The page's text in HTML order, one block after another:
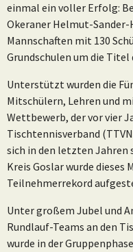
einmal ein voller Erfolg:
Okeraner Helmut-
Mannschaften mit 130
Grundschulen um die
Unterstützt wurden die
Mitschülern, Lehren und
Wettbewerb, der vor vier
Tischtennisverband
sich in den letzten
Kreis Goslar wurde dieses
Teilnehmerrekord
Unter großem Jubel und
Rundlauf-Teams an den
wurde in der